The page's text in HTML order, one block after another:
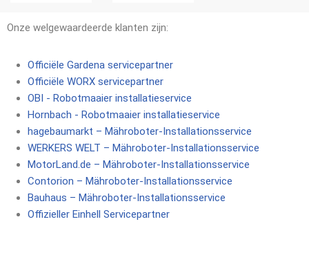
Onze welgewaardeerde klanten zijn:
Officiële Gardena servicepartner
Officiële WORX servicepartner
OBI - Robotmaaier installatieservice
Hornbach - Robotmaaier installatieservice
hagebaumarkt – Mähroboter-Installationsservice
WERKERS WELT – Mähroboter-Installationsservice
MotorLand.de – Mähroboter-Installationsservice
Contorion – Mähroboter-Installationsservice
Bauhaus – Mähroboter-Installationsservice
Offizieller Einhell Servicepartner